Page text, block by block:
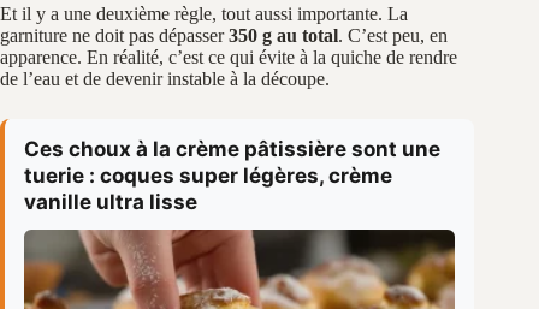
Et il y a une deuxième règle, tout aussi importante. La
garniture ne doit pas dépasser350 g au total. C’est peu, en
apparence. En réalité, c’est ce qui évite à la quiche de rendre
de l’eau et de devenir instable à la découpe.
Ces choux à la crème pâtissière sont une
tuerie : coques super légères, crème
vanille ultra lisse